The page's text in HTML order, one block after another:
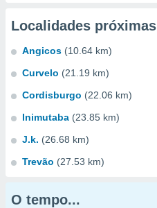
Localidades próximas
Angicos (10.64 km)
Curvelo (21.19 km)
Cordisburgo (22.06 km)
Inimutaba (23.85 km)
J.k. (26.68 km)
Trevão (27.53 km)
O tempo...